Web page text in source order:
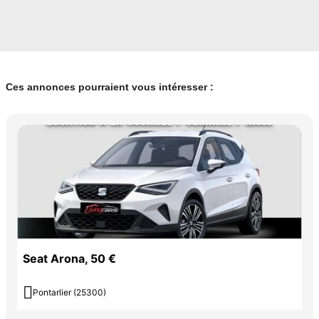
Ces annonces pourraient vous intéresser :
Seat Arona, 50 €
 Pontarlier (25300)